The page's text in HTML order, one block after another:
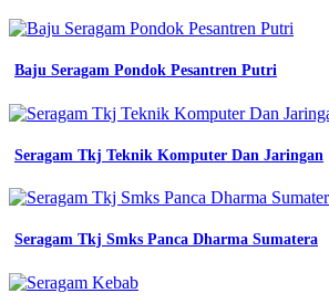
kota
tangerang
khazee
Jasa
Desain
Bandung
wearpack
coverall
seragam
Baju Seragam Pondok Pesantren Putri
Seragam Tkj Teknik Komputer Dan Jaringan
Seragam Tkj Smks Panca Dharma Sumatera